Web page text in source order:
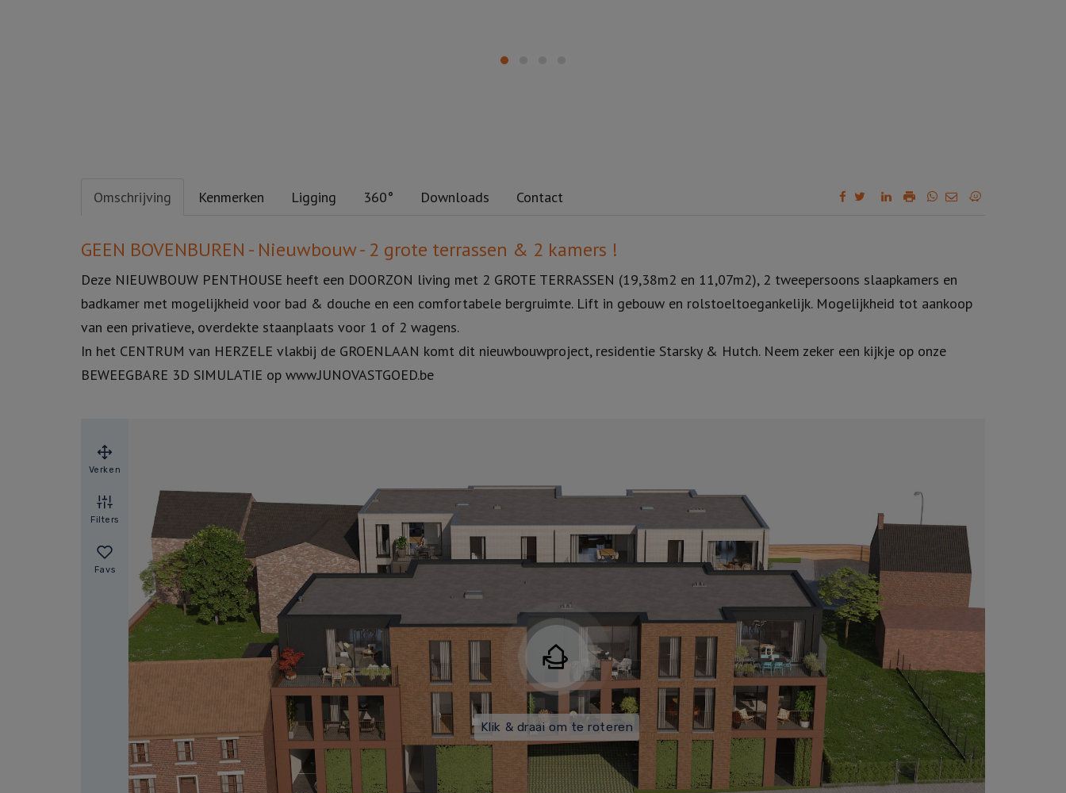
Omschrijving Kenmerken Ligging 360° Downloads Contact
Omschrijving
GEEN BOVENBUREN - Nieuwbouw - 2 grote terrassen & 2 kamers !
Deze NIEUWBOUW PENTHOUSE heeft een DOORZON living met 2 GROTE TERRASSEN (19,38m2 en 11,07m2), 2 tweepersoons slaapkamers en
badkamer met mogelijkheid voor bad & douche en een comfortabele bergruimte. Lift in gebouw en rolstoeltoegankelijk. Mogelijkheid tot aankoop
van een privatieve, overdekte staanplaats voor 1 of 2 wagens.
In het CENTRUM van HERZELE vlakbij de GROENLAAN komt dit nieuwbouwproject, residentie Starsky & Hutch. Neem zeker een kijkje op onze
BEWEEGBARE 3D SIMULATIE op www.JUNOVASTGOED.be